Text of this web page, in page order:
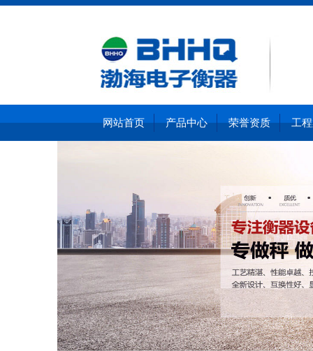
网站首页 产品中心 荣誉资质 工